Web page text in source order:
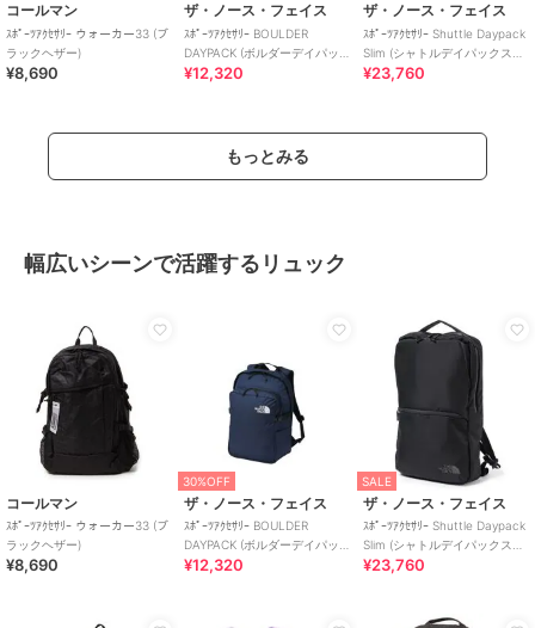
コールマン
ｽﾎﾟｰﾂｱｸｾｻﾘｰ ウォーカー33 (ブ
ラックヘザー)
¥8,690
ザ・ノース・フェイス
ｽﾎﾟｰﾂｱｸｾｻﾘｰ BOULDER
DAYPACK (ボルダーデイパッ
ク)
¥12,320
ザ・ノース・フェイス
ｽﾎﾟｰﾂｱｸｾｻﾘｰ Shuttle Daypack
Slim (シャトルデイパックスリ
ム)
¥23,760
もっとみる
幅広いシーンで活躍するリュック
コールマン
ｽﾎﾟｰﾂｱｸｾｻﾘｰ ウォーカー33 (ブ
ラックヘザー)
¥8,690
30%OFF
ザ・ノース・フェイス
ｽﾎﾟｰﾂｱｸｾｻﾘｰ BOULDER
DAYPACK (ボルダーデイパッ
ク)
¥12,320
SALE
ザ・ノース・フェイス
ｽﾎﾟｰﾂｱｸｾｻﾘｰ Shuttle Daypack
Slim (シャトルデイパックスリ
ム)
¥23,760